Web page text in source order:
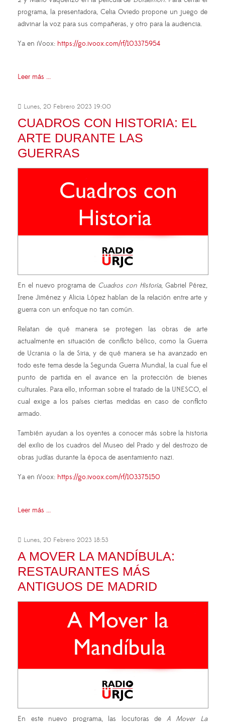
programa, la presentadora, Celia Oviedo propone un juego de
adivinar la voz para sus compañeras, y otro para la audiencia.
Ya en iVoox: https://go.ivoox.com/rf/103375954
Leer más ...
Lunes, 20 Febrero 2023 19:00
CUADROS CON HISTORIA: EL
ARTE DURANTE LAS
GUERRAS
En el nuevo programa de Cuadros con Historia, Gabriel Pérez,
Irene Jiménez y Alicia López hablan de la relación entre arte y
guerra con un enfoque no tan común.
Relatan de qué manera se protegen las obras de arte
actualmente en situación de conflicto bélico, como la Guerra
de Ucrania o la de Siria, y de qué manera se ha avanzado en
todo este tema desde la Segunda Guerra Mundial, la cual fue el
punto de partida en el avance en la protección de bienes
culturales. Para ello, informan sobre el tratado de la UNESCO, el
cual exige a los países ciertas medidas en caso de conflicto
armado.
También ayudan a los oyentes a conocer más sobre la historia
del exilio de los cuadros del Museo del Prado y del destrozo de
obras judías durante la época de asentamiento nazi.
Ya en iVoox: https://go.ivoox.com/rf/103375150
Leer más ...
Lunes, 20 Febrero 2023 18:53
A MOVER LA MANDÍBULA:
RESTAURANTES MÁS
ANTIGUOS DE MADRID
En este nuevo programa, las locutoras de A Mover La